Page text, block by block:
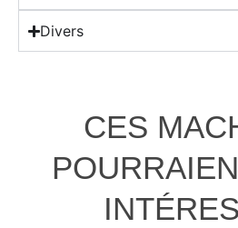
Divers
CES